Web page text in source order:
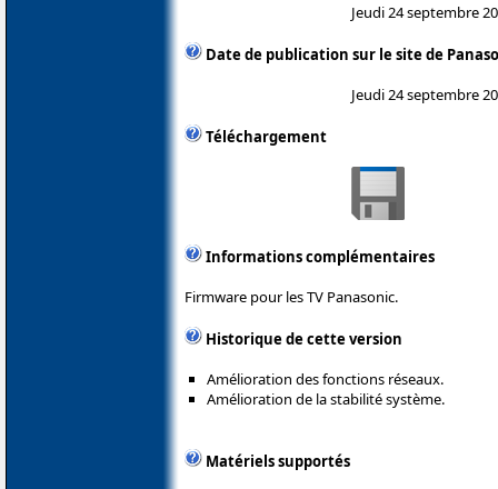
Jeudi 24 septembre
Date de publication sur le site de
Jeudi 24 septembre
Téléchargement
Informations complémentaires
Firmware pour les TV Panasonic.
Historique de cette version
Amélioration des fonctions réseaux.
Amélioration de la stabilité système.
Matériels supportés